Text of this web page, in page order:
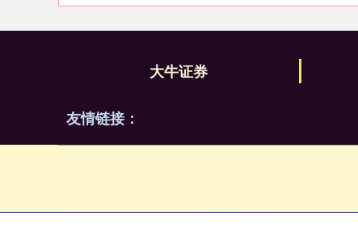
大牛证券
友情链接：